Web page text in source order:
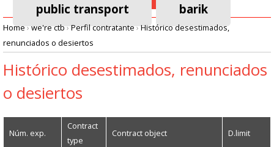
Main
navigation
public transport
barik
Breadcrumb
Home›we're ctb›Perfil contratante›Histórico desestimados,
renunciados o desiertos
Histórico desestimados, renunciados
o desiertos
Núm. exp.
Contract
type
Contract object D.limit